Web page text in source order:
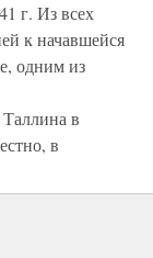
Из всех
к начавшейся
одним из
в
в